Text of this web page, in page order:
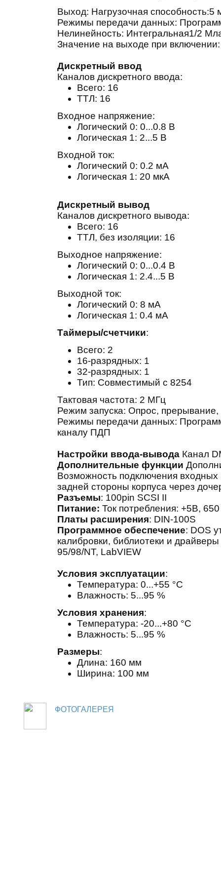
Выход: Нагрузочная способность:5
Режимы передачи данных:
Нелинейность: Интегральная1/2
Значение на выходе при
Дискретный ввод
Каналов дискретного ввода:
Всего: 16
ТТЛ: 16
Входное напряжение:
Логический 0: 0...0.8 В
Логическая 1: 2...5 В
Входной ток:
Логический 0: 0.2 мА
Логическая 1: 20 мкА
Дискретный вывод
Каналов дискретного вывода:
Всего: 16
ТТЛ, без изоляции: 16
Выходное напряжение:
Логический 0: 0...0.4 В
Логическая 1: 2.4...5 В
Выходной ток:
Логический 0: 8 мА
Логическая 1: 0.4 мА
Таймеры/счетчики:
Всего: 2
16-разрядных: 1
32-разрядных: 1
Тип: Совместимый с 8254
Тактовая частота: 2 МГц
Режим запуска: Опрос,
Режимы передачи данных:
каналу ПДП
Настройки ввода-выводаКанал
Дополнительные функции
Возможность подключения
задней стороны корпуса через
Разъемы: 100pin SCSI II
Питание: Ток потребления: +5В,
Платы расширения: DIN-100S
Программное обеспечение: DOS
калибровки, библиотеки и
95/98/NT, LabVIEW
Условия эксплуатации:
Температура: 0...+55 °С
Влажность: 5...95 %
Условия хранения:
Температура: -20...+80 °С
Влажность: 5...95 %
Размеры:
Длина: 160 мм
Ширина: 100 мм
ФОТОГАЛЕРЕЯ